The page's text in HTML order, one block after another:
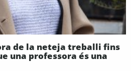
de la neteja treballi fins
una professora és una